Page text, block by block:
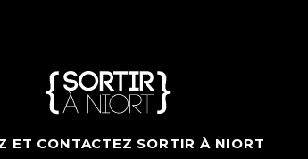
ET CONTACTEZ SORTIR À NIORT